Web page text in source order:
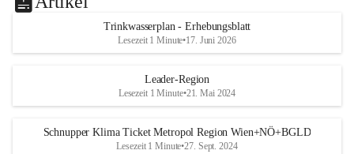
Trinkwasserplan - Erhebungsblatt
Lesezeit 1 Minute•17. Juni 2026
Leader-Region
Lesezeit 1 Minute•21. Mai 2024
Schnupper Klima Ticket Metropol Region Wien+NÖ+BGLD
Lesezeit 1 Minute•27. Sept. 2024